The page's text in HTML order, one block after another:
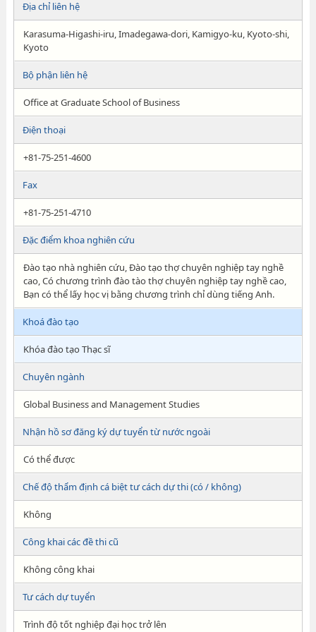
Địa chỉ liên hệ
Karasuma-Higashi-iru, Imadegawa-dori, Kamigyo-ku, Kyoto-shi,
Kyoto
Bộ phận liên hệ
Office at Graduate School of Business
Điện thoại
+81-75-251-4600
Fax
+81-75-251-4710
Đặc điểm khoa nghiên cứu
Đào tạo nhà nghiên cứu, Đào tạo thợ chuyên nghiệp tay nghề
cao, Có chương trình đào tào thợ chuyên nghiệp tay nghề cao,
Bạn có thể lấy học vị bằng chương trình chỉ dùng tiếng Anh.
Khoá đào tạo
Khóa đào tạo Thạc sĩ
Chuyên ngành
Global Business and Management Studies
Nhận hồ sơ đăng ký dự tuyển từ nước ngoài
Có thể được
Chế độ thẩm định cá biệt tư cách dự thi (có / không)
Không
Công khai các đề thi cũ
Không công khai
Tư cách dự tuyển
Trình độ tốt nghiệp đại học trở lên